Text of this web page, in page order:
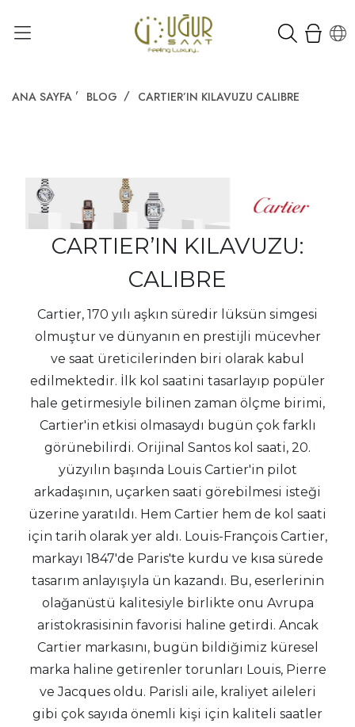
ANA SAYFA BLOG CARTIER’IN KILAVUZU CALIBRE
CARTIER’IN KILAVUZU:
CALIBRE
Cartier, 170 yılı aşkın süredir lüksün simgesi
olmuştur ve dünyanın en prestijli mücevher
ve saat üreticilerinden biri olarak kabul
edilmektedir. İlk kol saatini tasarlayıp popüler
hale getirmesiyle bilinen zaman ölçme birimi,
Cartier'in etkisi olmasaydı bugün çok farklı
görünebilirdi. Orijinal Santos kol saati, 20.
yüzyılın başında Louis Cartier'in pilot
arkadaşının, uçarken saati görebilmesi isteği
üzerine yaratıldı. Hem Cartier hem de kol saati
için tarih olarak yer aldı. Louis-François Cartier,
markayı 1847'de Paris'te kurdu ve kısa sürede
tasarım anlayışıyla ün kazandı. Bu, eserlerinin
olağanüstü kalitesiyle birlikte onu Avrupa
aristokrasisinin favorisi haline getirdi. Ancak
Cartier markasını, bugün bildiğimiz küresel
marka haline getirenler torunları Louis, Pierre
ve Jacques oldu. Parisli aile, kraliyet aileleri
gibi çok sayıda önemli kişi için kaliteli saatler